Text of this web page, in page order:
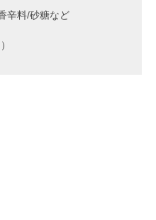
辛料/砂糖など